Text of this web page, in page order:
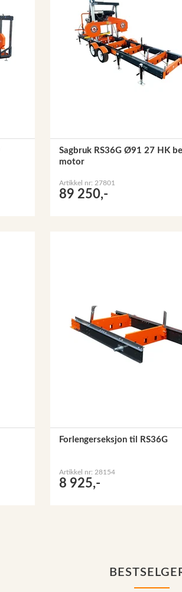
Sagbruk RS36G Ø91 27 HK
motor
Artikkel nr: 27801
89 250,-
Forlengerseksjon til RS36G
Artikkel nr: 28154
8 925,-